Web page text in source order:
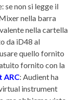
se non si legge il
nella barra
nella cartella
da iD48 al
quello fornito
fornito con la
ARC: Audient ha
instrument